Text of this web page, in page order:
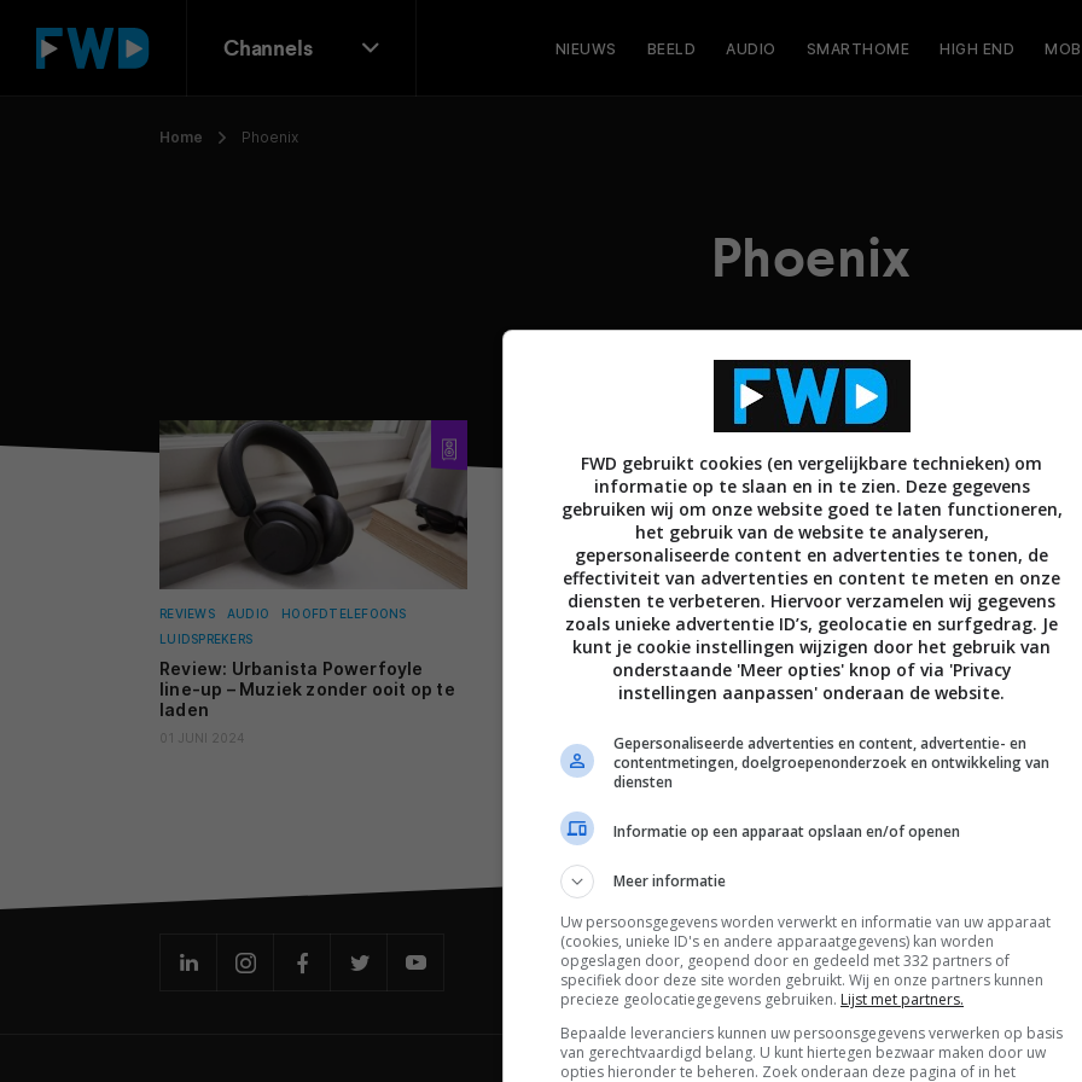
Channels NIEUWS BEELD AUDIO SMARTHOME HIGH END
Home Phoenix
Phoenix
REVIEWS AUDIO
HOOFDTELEFOONS
LUIDSPREKERS
Review: Urbanista Powerfoyle
line-up – Muziek zonder ooit op te
laden
01 JUNI 2024
De laatste updates in je mailbox
FWD gebruikt cookies (en vergelijkbare technieken) om
informatie op te slaan en in te zien. Deze gegevens
gebruiken wij om onze website goed te laten functioneren,
het gebruik van de website te analyseren,
gepersonaliseerde content en advertenties te tonen, de
effectiviteit van advertenties en content te meten en onze
diensten te verbeteren. Hiervoor verzamelen wij gegevens
zoals unieke advertentie ID’s, geolocatie en surfgedrag. Je
kunt je cookie instellingen wijzigen door het gebruik van
onderstaande 'Meer opties' knop of via 'Privacy
instellingen aanpassen' onderaan de website.
Gepersonaliseerde advertenties en content, advertentie- en
contentmetingen, doelgroepenonderzoek en ontwikkeling van
diensten
Informatie op een apparaat opslaan en/of openen
Meer informatie
Uw persoonsgegevens worden verwerkt en informatie van uw apparaat
(cookies, unieke ID's en andere apparaatgegevens) kan worden
opgeslagen door, geopend door en gedeeld met 332 partners of
specifiek door deze site worden gebruikt. Wij en onze partners kunnen
precieze geolocatiegegevens gebruiken. Lijst met partners.
Bepaalde leveranciers kunnen uw persoonsgegevens verwerken op basis
van gerechtvaardigd belang. U kunt hiertegen bezwaar maken door uw
opties hieronder te beheren. Zoek onderaan deze pagina of in het